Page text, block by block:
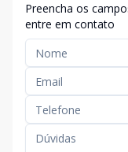
Preencha os
entre em contato